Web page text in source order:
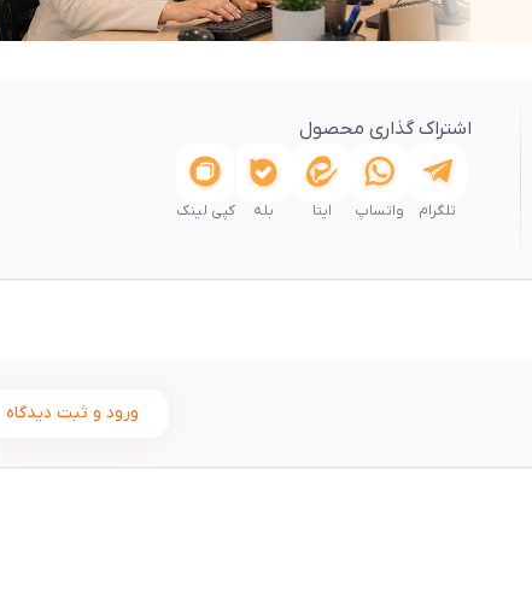
اشتراک گذاری محصول
تلگرام واتساپ ایتا بله کپی لینک
ورود و ثبت دیدگاه